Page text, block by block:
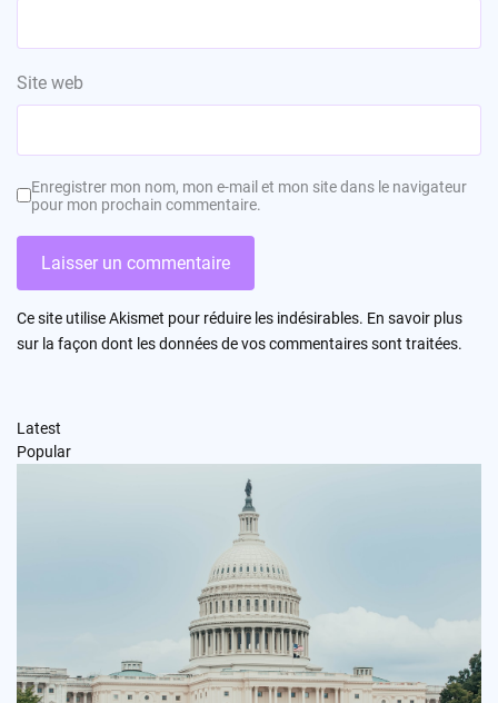
Site web
Enregistrer mon nom, mon e-mail et mon site dans le navigateur
pour mon prochain commentaire.
Ce site utilise Akismet pour réduire les indésirables. En savoir plus
sur la façon dont les données de vos commentaires sont traitées.
Latest
Popular